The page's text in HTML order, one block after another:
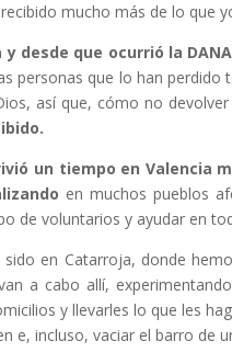
mucho más de lo que
y desde que ocurrió la
personas que lo han
así que, cómo no
un tiempo en Valencia
en muchos pueblos
de voluntarios y ayudar en
en Catarroja, donde
a cabo allí,
y llevarles lo que les
e, incluso, vaciar el barro de